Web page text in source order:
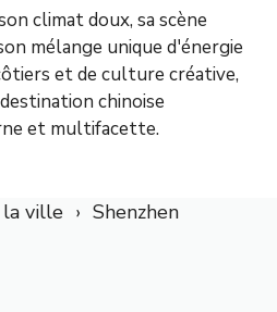
climat doux, sa scène
mélange unique d'énergie
et de culture créative,
chinoise
et multifacette.
la ville Shenzhen